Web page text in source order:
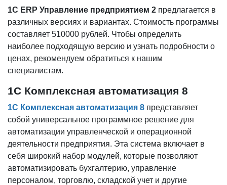
1С ERP Управление предприятием 2 предлагается в
различных версиях и вариантах. Стоимость программы
составляет 510000 рублей. Чтобы определить
наиболее подходящую версию и узнать подробности о
ценах, рекомендуем обратиться к нашим
специалистам.
1С Комплексная автоматизация 8
1С Комплексная автоматизация 8 представляет
собой универсальное программное решение для
автоматизации управленческой и операционной
деятельности предприятия. Эта система включает в
себя широкий набор модулей, которые позволяют
автоматизировать бухгалтерию, управление
персоналом, торговлю, складской учет и другие